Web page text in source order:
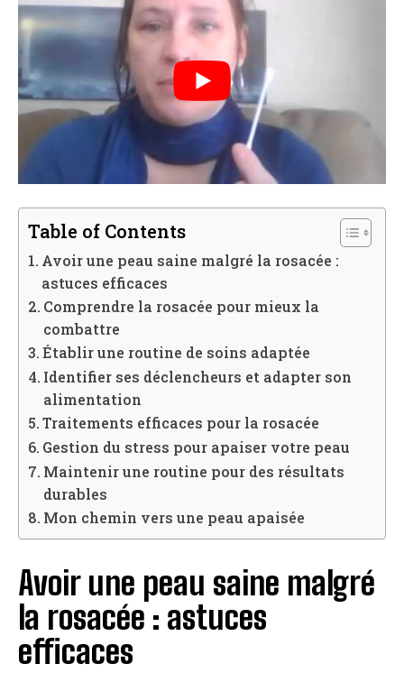
Table of Contents
Avoir une peau saine malgré la rosacée :
astuces efficaces
Comprendre la rosacée pour mieux la
combattre
Établir une routine de soins adaptée
Identifier ses déclencheurs et adapter son
alimentation
Traitements efficaces pour la rosacée
Gestion du stress pour apaiser votre peau
Maintenir une routine pour des résultats
durables
Mon chemin vers une peau apaisée
Avoir une peau saine malgré
la rosacée : astuces
efficaces